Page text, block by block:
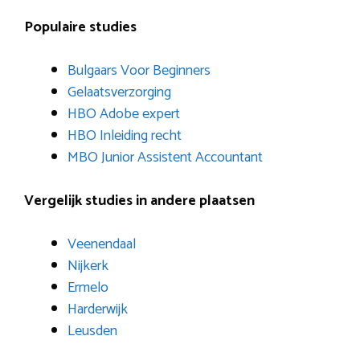
Populaire studies
Bulgaars Voor Beginners
Gelaatsverzorging
HBO Adobe expert
HBO Inleiding recht
MBO Junior Assistent Accountant
Vergelijk studies in andere plaatsen
Veenendaal
Nijkerk
Ermelo
Harderwijk
Leusden